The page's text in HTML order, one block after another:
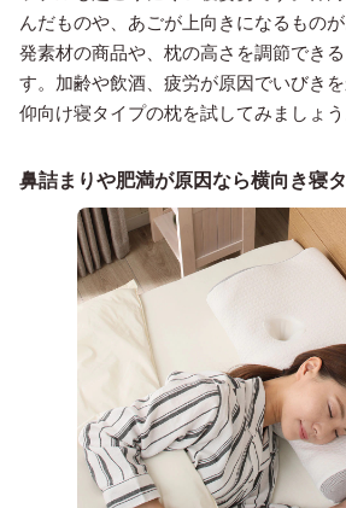
んだものや、あごが上向きになるもの
発素材の商品や、枕の高さを調節でき
す。加齢や飲酒、疲労が原因でいびきを
仰向け寝タイプの枕を試してみましょう
鼻詰まりや肥満が原因なら横向き寝